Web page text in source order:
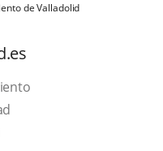
de Valladolid